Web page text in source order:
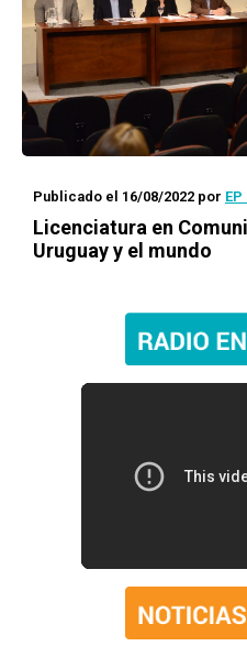
Publicado el 16/08/2022 por
Licenciatura en
Uruguay y el mundo